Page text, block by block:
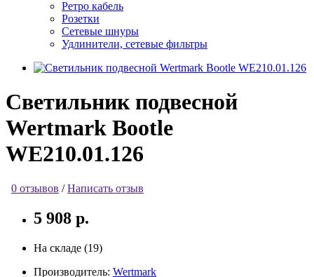
Ретро кабель
Розетки
Сетевые шнуры
Удлинители, сетевые фильтры
Светильник подвесной
Wertmark Bootle
WE210.01.126
0 отзывов /Написать отзыв
5 908 р.
На складе (19)
Производитель: Wertmark